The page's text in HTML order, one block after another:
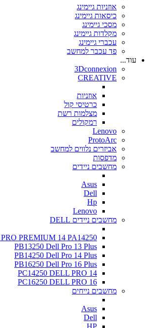
אוזניות גיימינג
כיסאות גיימינג
מסכי גיימינג
מקלדות גיימינג
עכברי גיימינג
פד עכבר למחשב
עוד...
3Dconnexion
CREATIVE
אוזניות
כרטיסי קול
מצלמות רשת
רמקולים
Lenovo
ProtoArc
אביזרים נלווים למחשב
מדפסות
מחשבים ניידים
Asus
Dell
Hp
Lenovo
מחשבים ניידים DELL
PREMIUM 14 PA14250
PB13250 Dell Pro 13 Plus
PB14250 Dell Pro 14 Plus
PB16250 Dell Pro 16 Plus
PC14250 DELL PRO 14
PC16250 DELL PRO 16
מחשבים נייחים
Asus
Dell
HP